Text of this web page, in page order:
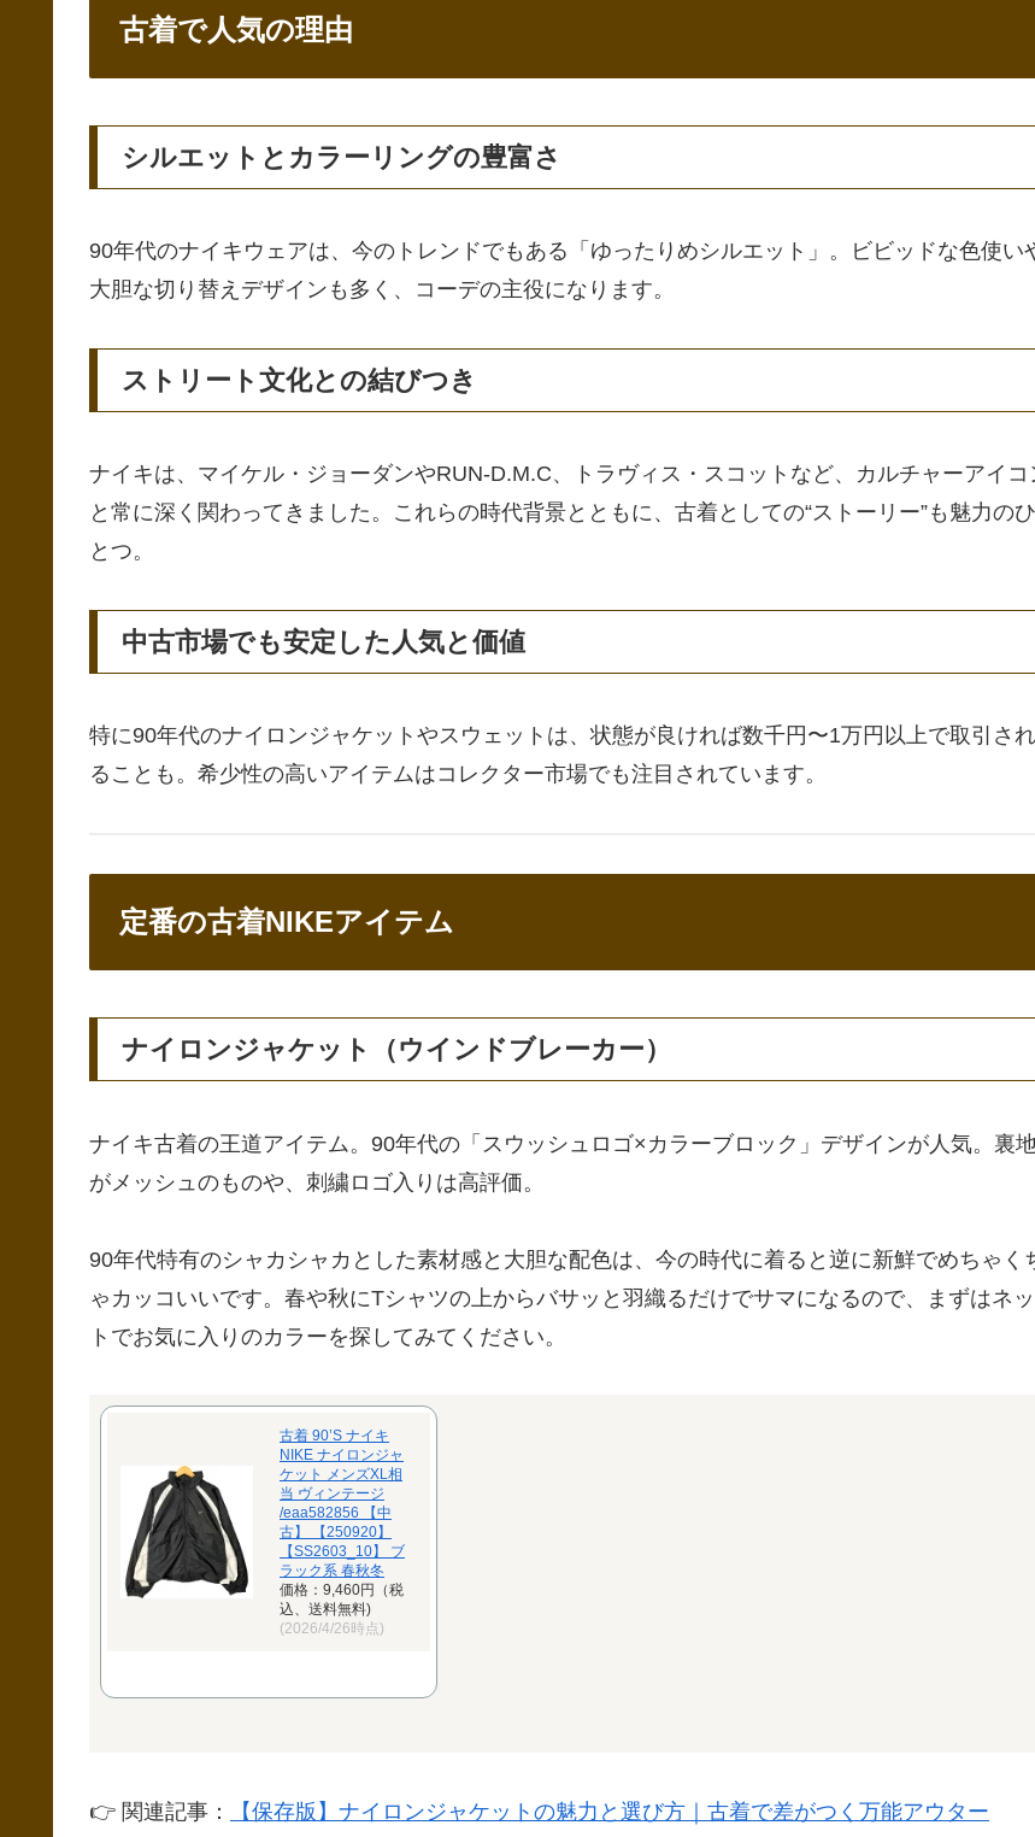
古着で人気の理由
シルエットとカラーリングの豊富さ
90年代のナイキウェアは、今のトレンドでもある「ゆったりめシルエット」。ビビッドな色使い
大胆な切り替えデザインも多く、コーデの主役になります。
ストリート文化との結びつき
ナイキは、マイケル・ジョーダンやRUN-D.M.C、トラヴィス・スコットなど、カルチャーアイコ
と常に深く関わってきました。これらの時代背景とともに、古着としての“ストーリー”も魅力のひ
とつ。
中古市場でも安定した人気と価値
特に90年代のナイロンジャケットやスウェットは、状態が良ければ数千円〜1万円以上で取引され
ることも。希少性の高いアイテムはコレクター市場でも注目されています。
定番の古着NIKEアイテム
ナイロンジャケット（ウインドブレーカー）
ナイキ古着の王道アイテム。90年代の「スウッシュロゴ×カラーブロック」デザインが人気。裏
がメッシュのものや、刺繍ロゴ入りは高評価。
90年代特有のシャカシャカとした素材感と大胆な配色は、今の時代に着ると逆に新鮮でめちゃく
ゃカッコいいです。春や秋にTシャツの上からバサッと羽織るだけでサマになるので、まずはネッ
トでお気に入りのカラーを探してみてください。
古着 90’S ナイキ
NIKE ナイロンジャ
ケット メンズXL相
当 ヴィンテージ
/eaa582856 【中
古】 【250920】
【SS2603_10】 ブ
ラック系 春秋冬
価格：9,460円（税
込、送料無料)
(2026/4/26時点)
👉 関連記事： 【保存版】ナイロンジャケットの魅力と選び方｜古着で差がつく万能アウター